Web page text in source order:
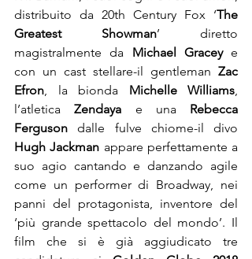
distribuito da 20th Century Fox ‘The
Greatest Showman’ diretto
magistralmente da Michael Gracey e
con un cast stellare-il gentleman Zac
Efron, la bionda Michelle Williams,
l’atletica Zendaya e una Rebecca
Ferguson
Hugh Jackman appare perfettamente a
suo agio cantando e danzando agile
come un performer di Broadway, nei
panni del protagonista, inventore del
‘più grande spettacolo del mondo’. Il
film che si è già aggiudicato tre